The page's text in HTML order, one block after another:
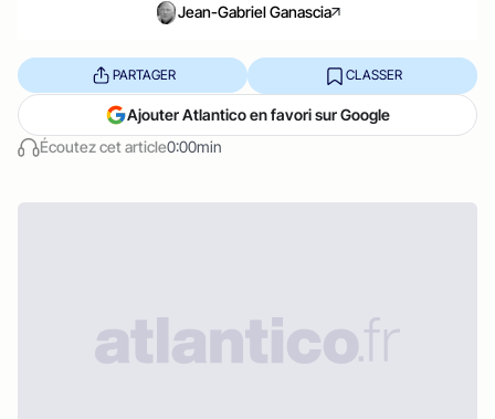
Jean-Gabriel Ganascia
Écoutez cet article0:00min
PARTAGER CLASSER
Ajouter Atlantico en favori sur Google